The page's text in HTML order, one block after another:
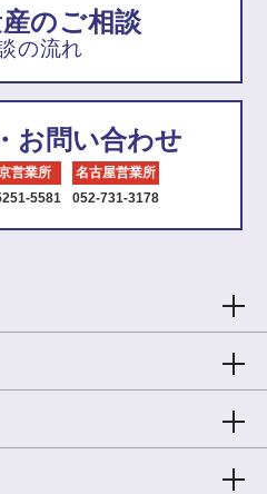
のご相談
の流れ
お問い合わせ
営業所
5581
名古屋営業所
052-731-3178